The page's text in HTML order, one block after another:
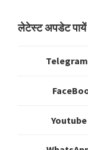
Primary
लेटेस्ट अपडेट पायें